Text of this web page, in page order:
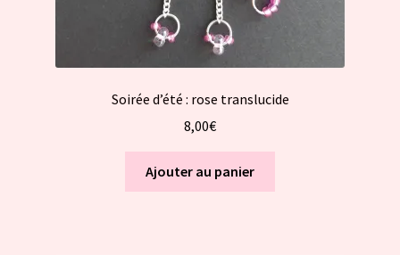
Soirée d’été : rose translucide
8,00€
Ajouter au panier